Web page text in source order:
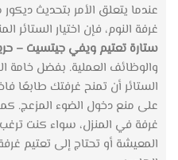
عندما يتعلق الأمر بتحديث
غرفة النوم، فإن اختيار الستائر
ستارة تعتيم ويفي جيتسيت –
والوظائف العملية. بفضل خامة
الستائر أن تمنح غرفتك طابعًا
على منع دخول الضوء المزعج.
غرفة في المنزل، سواء كنت
المعيشة أو تحتاج إلى تعتيم